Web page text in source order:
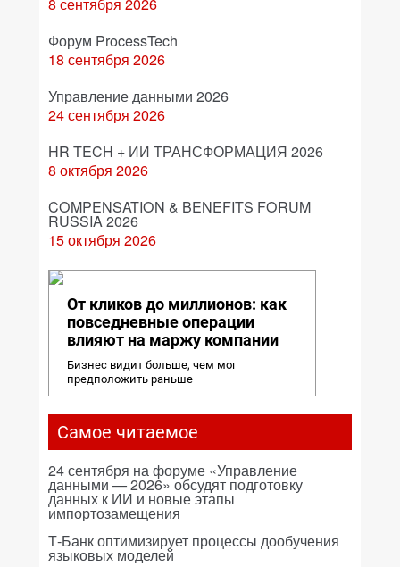
8 сентября 2026
Форум ProcessTech
18 сентября 2026
Управление данными 2026
24 сентября 2026
HR TECH + ИИ ТРАНСФОРМАЦИЯ 2026
8 октября 2026
COMPENSATION & BENEFITS FORUM
RUSSIA 2026
15 октября 2026
От кликов до миллионов: как
повседневные операции
влияют на маржу компании
Бизнес видит больше, чем мог
предположить раньше
Самое читаемое
24 сентября на форуме «Управление
данными — 2026» обсудят подготовку
данных к ИИ и новые этапы
импортозамещения
Т-Банк оптимизирует процессы дообучения
языковых моделей